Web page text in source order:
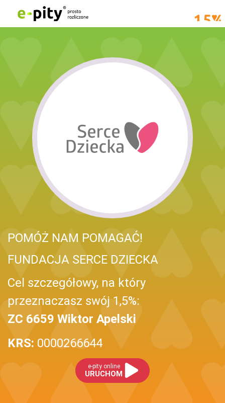
POMÓŻ NAM POMAGAĆ!
FUNDACJA SERCE DZIECKA
Cel szczegółowy, na który
przeznaczasz swój 1,5%:
ZC 6659 Wiktor Apelski
KRS: 0000266644
e-pity online
URUCHOM